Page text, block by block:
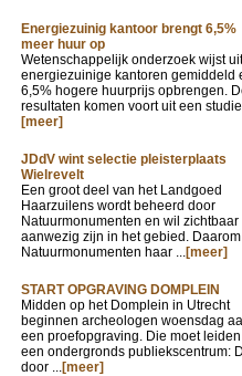
Energiezuinig kantoor brengt 6,5%
meer huur op
Wetenschappelijk onderzoek wijst
energiezuinige kantoren gemiddeld
6,5% hogere huurprijs opbrengen.
resultaten komen voort uit een
[meer]
JDdV wint selectie pleisterplaats
Wielrevelt
Een groot deel van het Landgoed
Haarzuilens wordt beheerd door
Natuurmonumenten en wil zichtbaar
aanwezig zijn in het gebied. Daarom
Natuurmonumenten haar ...[meer]
START OPGRAVING DOMPLEIN
Midden op het Domplein in Utrecht
beginnen archeologen woensdag
een proefopgraving. Die moet
een ondergronds publiekscentrum:
door ...[meer]